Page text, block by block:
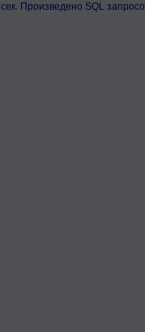
сек. Произведено SQL